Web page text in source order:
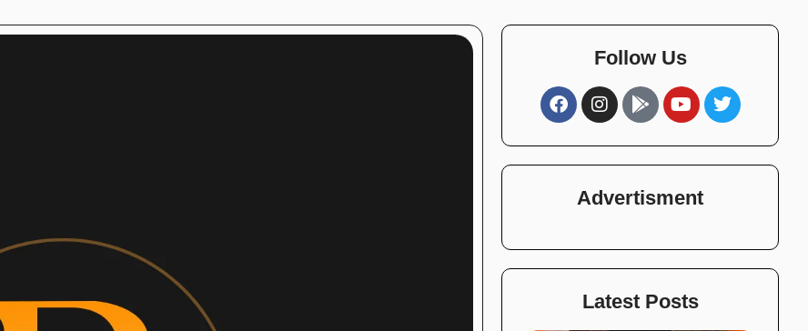
Follow Us
Advertisment
Latest Posts